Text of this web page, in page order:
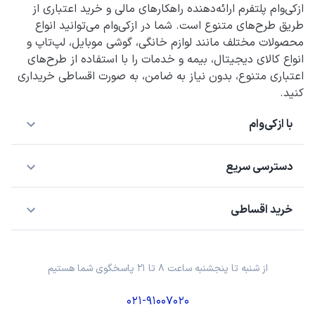
ازکی‌وام پلتفرم ارائه‌دهنده راهکارهای مالی و خرید اعتباری از
طریق طرح‌های متنوع است. شما در ازکی‌وام می‌توانید انواع
محصولات مختلف مانند لوازم خانگی، گوشی موبایل، لپ‌تاپ و
انواع کالای دیجیتال، بیمه و خدمات را با استفاده از طرح‌های
اعتباری متنوع، بدون نیاز به ضامن، به صورت اقساطی خریداری
کنید.
با ازکی‌وام
دسترسی سریع
خرید اقساطی
از شنبه تا پنجشنبه ساعت ۸ تا ۲۱ پاسخگوی شما هستیم
۰۲۱-۹۱۰۰۷۰۲۰